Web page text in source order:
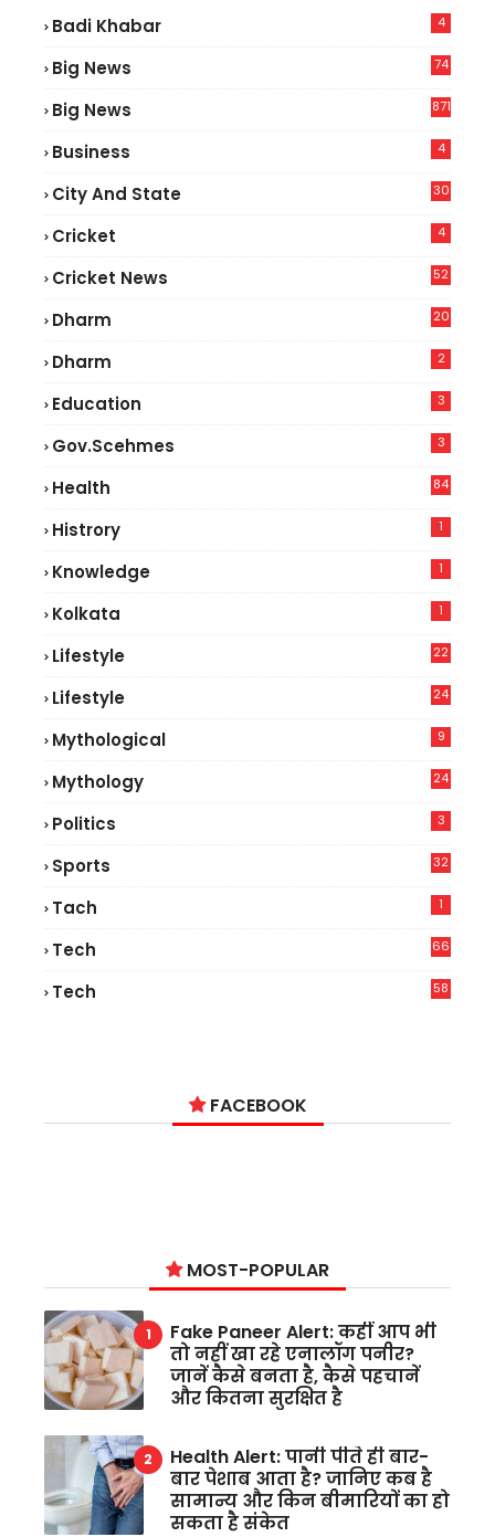
Badi Khabar 4
Big News
74
Big News 871
Business 4
City And State 30
Cricket 4
Cricket News
52
Dharm 20
Dharm 2
Education 3
Gov.scehmes 3
Health
84
Histrory 1
Knowledge 1
Kolkata 1
Lifestyle
22
Lifestyle
24
Mythological 9
Mythology 24
Politics 3
Sports 32
Tach 1
Tech
66
Tech
58
FACEBOOK
MOST-POPULAR
Fake Paneer Alert: कहीं आप भी
तो नहीं खा रहे एनालॉग पनीर?
जानें कैसे बनता है, कैसे पहचानें
और कितना सुरक्षित है
Health Alert: पानी पीते ही बार-
बार पेशाब आता है? जानिए कब है
सामान्य और किन बीमारियों का हो
सकता है संकेत